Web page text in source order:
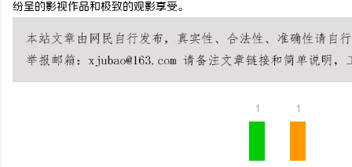
纷呈的影视作品和极致的观影享受。
1 1
索分类信息网的多元化服务与发展前景全面 揭秘！专业充电桩项目
哪些行业秘诀？